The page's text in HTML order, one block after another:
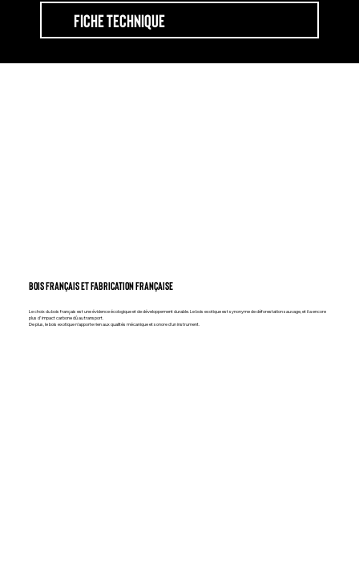
FICHE TECHNIQUE
bois français et fabrication française
Le choix du bois français est une évidence écologique et de développement durable. Le bois exotique est synonyme de déforestation sauvage, et il a encore
plus d’ impact carbone dû au transport.
De plus, le bois exotique n’apporte rien aux qualités mécanique et sonore d’un instrument.